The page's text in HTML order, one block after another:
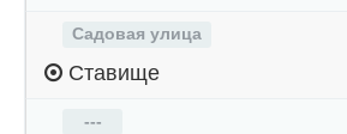
Садовая улица
Ставище
---